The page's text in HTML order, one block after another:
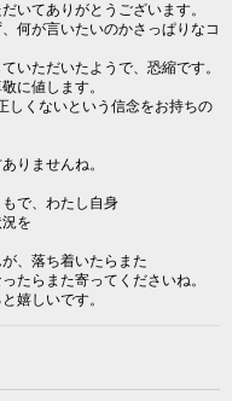
いてありがとうございます。
何が言いたいのかさっぱりなコ
いただいたようで、恐縮です。
に値します。
しくないという信念をお持ちの
りませんね。
で、わたし自身
を
、落ち着いたらまた
たらまた寄ってくださいね。
嬉しいです。